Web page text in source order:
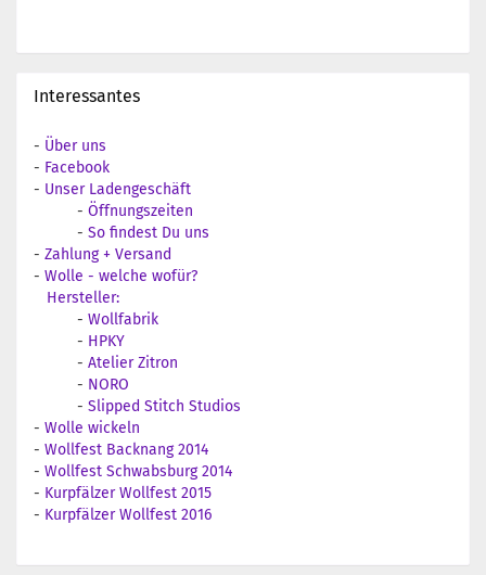
Interessantes
- Über uns
- Facebook
- Unser Ladengeschäft
- Öffnungszeiten
- So findest Du uns
- Zahlung + Versand
- Wolle - welche wofür?
Hersteller:
- Wollfabrik
- HPKY
- Atelier Zitron
- NORO
- Slipped Stitch Studios
- Wolle wickeln
- Wollfest Backnang 2014
- Wollfest Schwabsburg 2014
- Kurpfälzer Wollfest 2015
- Kurpfälzer Wollfest 2016